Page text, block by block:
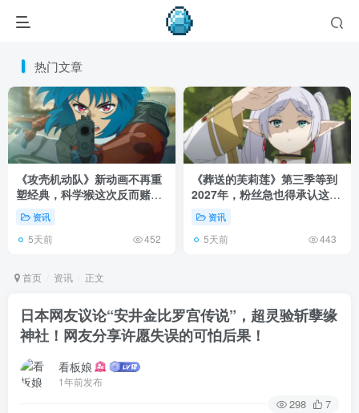
热门文章
《攻壳机动队》新动画不再重
塑经典，科学猴这次反而赌对
了！资讯
5天前 452
《葬送的芙莉莲》第三季等到
2027年，粉丝急也得承认这次
慢得有道理！
资讯
5天前 443
首页 资讯 正文
日本网友议论“安井金比罗宫传说”，超灵验斩孽缘
神社！网友分享许愿失误的可怕后果！
看板娘
1年前发布
298 7